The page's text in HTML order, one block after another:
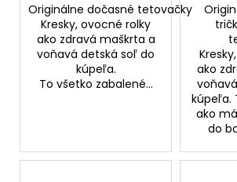
Originálne dočasné tetovačky
Kresky, ovocné rolky
ako zdravá maškrta a
voňavá detská soľ do
kúpeľa.
To všetko zabalené...
ako
kúpeľa.
ako
do